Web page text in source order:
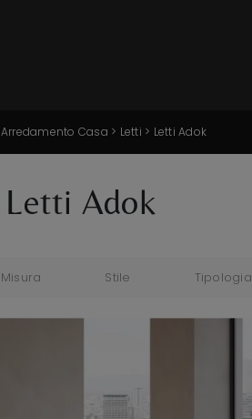
Arredamento Casa > Letti > Letti Adok
Letti Adok
Misura Stile Tipologia